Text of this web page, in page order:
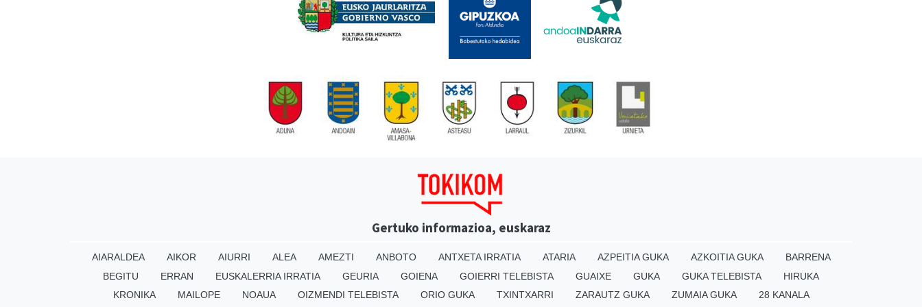
Gertuko informazioa, euskaraz
AIARALDEA AIKOR AIURRI ALEA AMEZTI ANBOTO ANTXETA IRRATIA ATARIA AZPEITIA GUKA AZKOITIA GUKA
BARRENA
BEGITU
ERRAN EUSKALERRIA IRRATIA GEURIA GOIENA GOIERRI TELEBISTA GUAIXE GUKA GUKA TELEBISTA
HIRUKA
KRONIKA
MAILOPE NOAUA OIZMENDI TELEBISTA ORIO GUKA TXINTXARRI ZARAUTZ GUKA ZUMAIA GUKA 28 KANALA